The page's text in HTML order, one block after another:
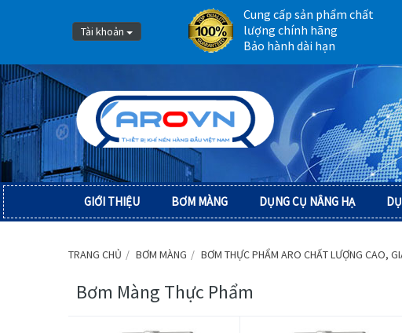
Tài khoản
Cung cấp sản phẩm chất
lượng chính hãng
Bảo hành dài hạn
GIỚI THIỆU BƠM MÀNG DỤNG CỤ NÂNG HẠ
TRANG CHỦ BƠM MÀNG BƠM THỰC PHẨM ARO CHẤT LƯỢNG CAO,
Bơm Màng Thực Phẩm